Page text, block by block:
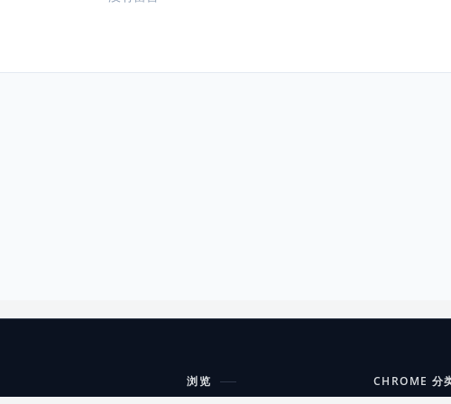
浏览 CHROME 分